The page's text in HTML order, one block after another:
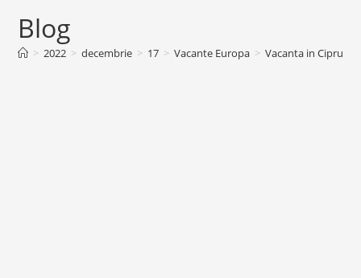
Blog
> 2022 > decembrie > 17 > Vacante Europa > Vacanta in Cipru,